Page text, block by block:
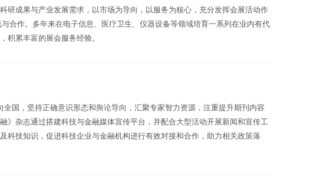
研成果与产业发展需求，以市场为导向，以服务为核心，充分发挥会展活动作
合作。多年来在电子信息、医疗卫生、仪器设备等领域培育一系列在业内有代
积累丰富的展会服务经验。
国，坚持正确意识形态和舆论导向，汇聚专家智力资源，注重提升期刊内容
》杂志通过搭建科技与金融媒体宣传平台，并配合大型活动开展新闻和宣传工
科技知识，促进科技企业与金融机构进行有效对接和合作，助力相关政策落